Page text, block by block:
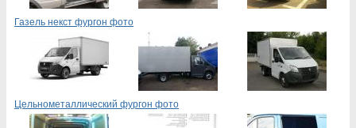
Газель некст фургон фото
Цельнометаллический фургон фото